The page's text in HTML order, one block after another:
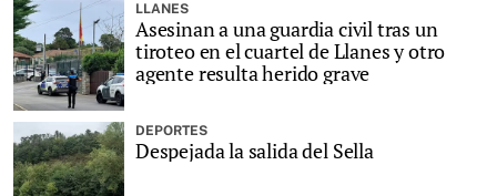
LLANES
Asesinan a una guardia civil tras un
tiroteo en el cuartel de Llanes y otro
agente resulta herido grave
DEPORTES
Despejada la salida del Sella